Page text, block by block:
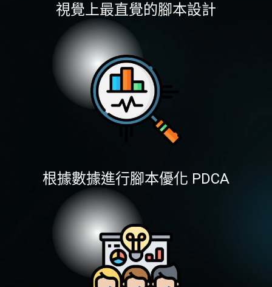
視覺上最直覺的腳本設計
根據數據進⾏腳本優化 PDCA